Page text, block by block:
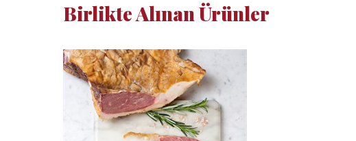
Birlikte Alınan Ürünler